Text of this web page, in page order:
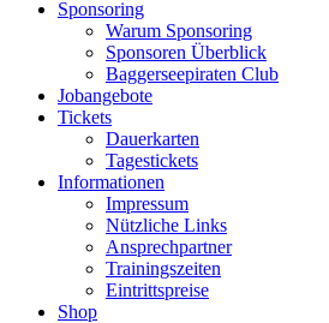
Sponsoring
Warum Sponsoring
Sponsoren Überblick
Baggerseepiraten Club
Jobangebote
Tickets
Dauerkarten
Tagestickets
Informationen
Impressum
Nützliche Links
Ansprechpartner
Trainingszeiten
Eintrittspreise
Shop